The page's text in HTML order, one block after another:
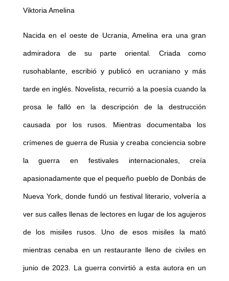
Viktoria Amelina
Nacida en el oeste de Ucrania, Amelina era una gran
admiradora de su parte oriental. Criada como
rusohablante, escribió y publicó en ucraniano y más
tarde en inglés. Novelista, recurrió a la poesía cuando la
prosa le falló en la descripción de la destrucción
causada por los rusos. Mientras documentaba los
crímenes de guerra de Rusia y creaba conciencia sobre
la guerra en festivales internacionales, creía
apasionadamente que el pequeño pueblo de Donbás de
Nueva York, donde fundó un festival literario, volvería a
ver sus calles llenas de lectores en lugar de los agujeros
de los misiles rusos. Uno de esos misiles la mató
mientras cenaba en un restaurante lleno de civiles en
junio de 2023. La guerra convirtió a esta autora en un